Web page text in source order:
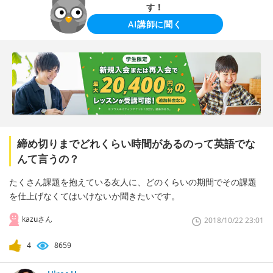
す！
AI講師に聞く
締め切りまでどれくらい時間があるのって英語でな
んて言うの？
たくさん課題を抱えている友人に、どのくらいの期間でその課題
を仕上げなくてはいけないか聞きたいです。
kazuさん 2018/10/22 23:01
4 8659